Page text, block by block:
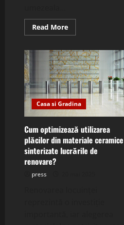
Read MoreRead
more
sunt
materialele
hidrofuge
și
cum
protejează
împotriva
umezelii
în
zone
Casa si Gradina
Cum optimizează utilizarea
plăcilor din materiale ceramice
sinterizate lucrările de
renovare?
press